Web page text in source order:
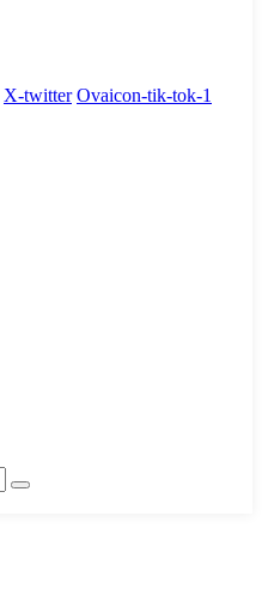
X-twitter Ovaicon-tik-tok-1